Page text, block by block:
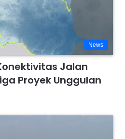
News
Jalan
Proyek Unggulan